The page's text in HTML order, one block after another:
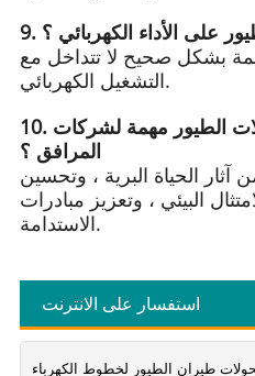
على الأداء الكهربائي ؟
بشكل صحيح لا تتداخل مع
التشغيل الكهربائي.
10. لماذا تعتبر محولات رحلات الطيور مهمة لشركات
المرافق ؟
الحياة البرية ، وتحسين
البيئي ، وتعزيز مبادرات
الاستدامة.
استفسار على الانترنت